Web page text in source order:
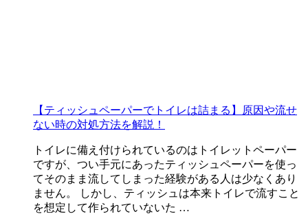
【ティッシュペーパーでトイレは詰まる】原因や流せ
ない時の対処方法を解説！
トイレに備え付けられているのはトイレットペーパー
ですが、つい手元にあったティッシュペーパーを使っ
てそのまま流してしまった経験がある人は少なくあり
ません。 しかし、ティッシュは本来トイレで流すこと
を想定して作られていないた …